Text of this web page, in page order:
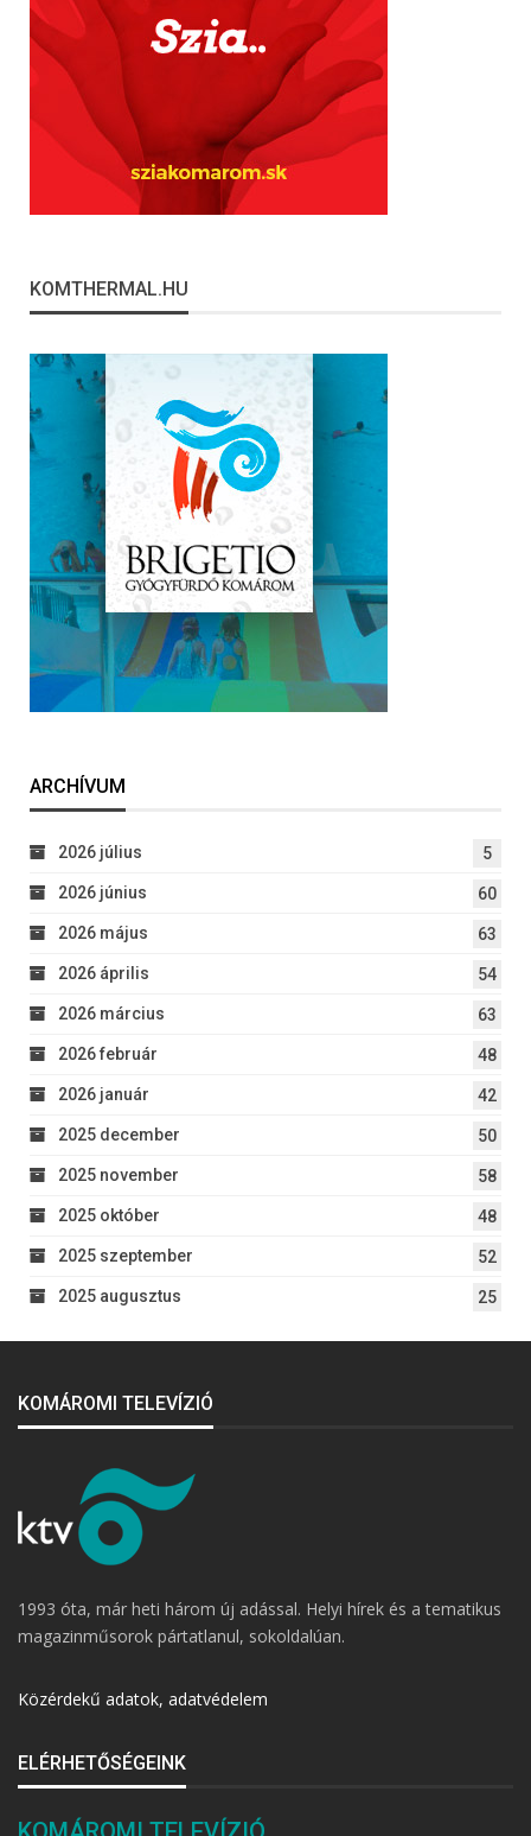
KOMTHERMAL.HU
ARCHÍVUM
2026 július 5
2026 június 60
2026 május 63
2026 április 54
2026 március 63
2026 február 48
2026 január 42
2025 december 50
2025 november 58
2025 október 48
2025 szeptember 52
2025 augusztus 25
KOMÁROMI TELEVÍZIÓ
1993 óta, már heti három új adással. Helyi hírek és a tematikus
magazinműsorok pártatlanul, sokoldalúan.
Közérdekű adatok, adatvédelem
ELÉRHETŐSÉGEINK